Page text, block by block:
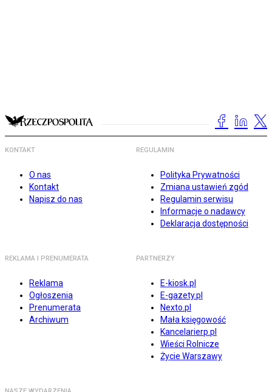
KONTAKT
O nas
Kontakt
Napisz do nas
REGULAMIN
Polityka Prywatności
Zmiana ustawień zgód
Regulamin serwisu
Informacje o nadawcy
Deklaracja dostępności
REKLAMA I PRENUMERATA
Reklama
Ogłoszenia
Prenumerata
Archiwum
PARTNERZY
E-kiosk.pl
E-gazety.pl
Nexto.pl
Mała księgowość
Kancelarierp.pl
Wieści Rolnicze
Życie Warszawy